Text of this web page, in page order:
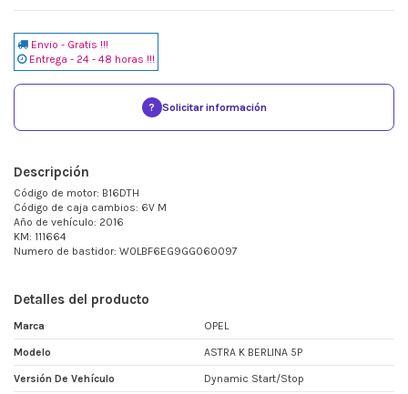
Envio - Gratis !!!
Entrega - 24 - 48 horas !!!
? Solicitar información
Descripción
Código de motor: B16DTH
Código de caja cambios: 6V M
Año de vehículo: 2016
KM: 111664
Numero de bastidor: W0LBF6EG9GG060097
Detalles del producto
Marca OPEL
Modelo ASTRA K BERLINA 5P
Versión De Vehículo Dynamic Start/Stop